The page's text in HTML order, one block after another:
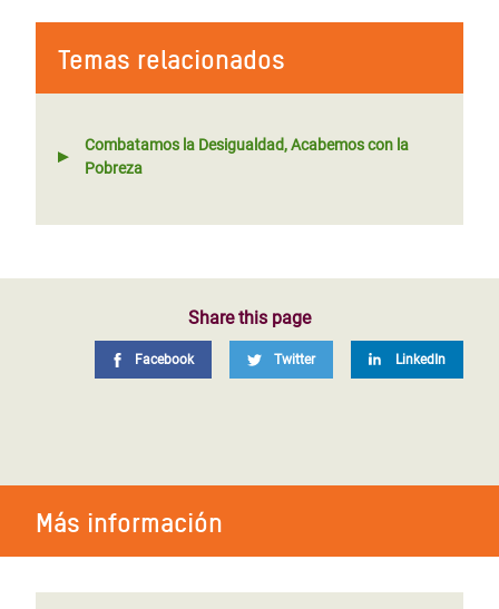
Temas relacionados
Combatamos la Desigualdad, Acabemos con la
Pobreza
Share this page
Facebook Twitter LinkedIn
Más información